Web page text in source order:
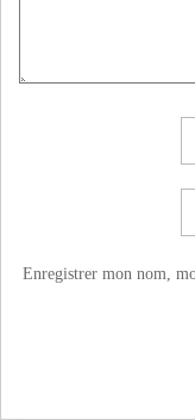
Enregistrer mon nom,